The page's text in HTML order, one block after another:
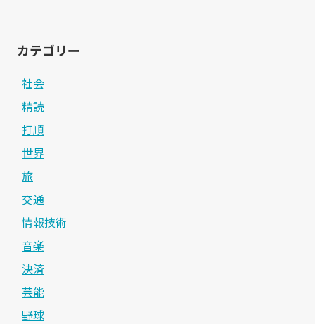
カテゴリー
社会
精読
打順
世界
旅
交通
情報技術
音楽
決済
芸能
野球